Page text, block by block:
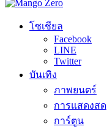
โซเชียล
Facebook
LINE
Twitter
บันเทิง
ภาพยนตร์
การแสดงสด
การ์ตูน